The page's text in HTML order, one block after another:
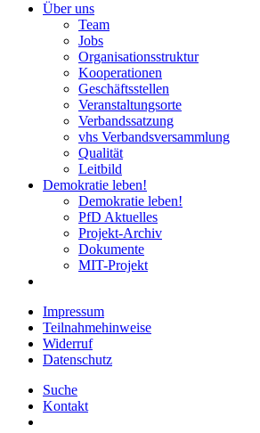
Über uns
Team
Jobs
Organisationsstruktur
Kooperationen
Geschäftsstellen
Veranstaltungsorte
Verbandssatzung
vhs Verbandsversammlung
Qualität
Leitbild
Demokratie leben!
Demokratie leben!
PfD Aktuelles
Projekt-Archiv
Dokumente
MIT-Projekt
Impressum
Teilnahmehinweise
Widerruf
Datenschutz
Suche
Kontakt